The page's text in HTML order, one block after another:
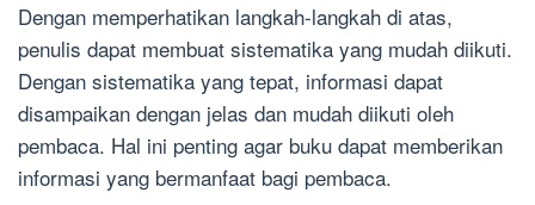
Dengan memperhatikan langkah-langkah di atas,
penulis dapat membuat sistematika yang mudah diikuti.
Dengan sistematika yang tepat, informasi dapat
disampaikan dengan jelas dan mudah diikuti oleh
pembaca. Hal ini penting agar buku dapat memberikan
informasi yang bermanfaat bagi pembaca.